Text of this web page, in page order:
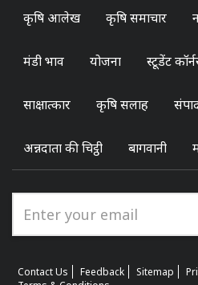
कृषि आलेख कृषि समाचार
मंडी भाव योजना स्टूडेंट
साक्षात्कार कृषि सलाह
अन्नदाता की चिट्ठी बागवानी
Contact Us Feedback Sitemap